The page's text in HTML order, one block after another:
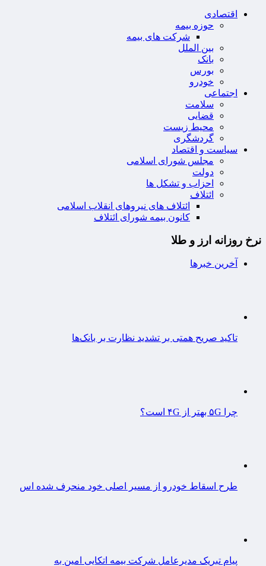
اقتصادی
حوزه بیمه
شرکت های بیمه
بین الملل
بانک
بورس
خودرو
اجتماعی
سلامت
قضایی
محیط زیست
گردشگری
سیاست و اقتصاد
مجلس شورای اسلامی
دولت
احزاب و تشکل ها
ائتلاف
ائتلاف های نیروهای انقلاب اسلامی
کانون بیمه شورای ائتلاف
نرخ روزانه ارز و طلا
آخرین خبرها
تاکید صریح همتی بر تشدید نظارت بر بانک‌ها
چرا ۵G بهتر از ۴G است؟
طرح اسقاط خودرو از مسیر اصلی خود منحرف شده اس
پیام تبریک مدیرعامل شرکت بیمه اتکایی امین به